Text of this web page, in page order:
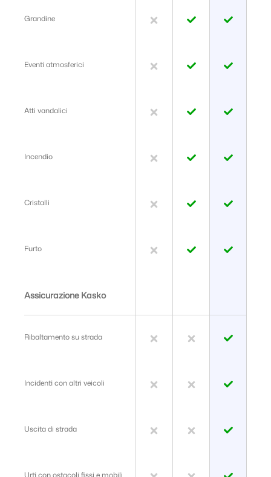
Grandine
Eventi atmosferici
Atti vandalici
Incendio
Cristalli
Furto
Assicurazione Kasko
Ribaltamento su strada
Incidenti con altri veicoli
Uscita di strada
Urti con ostacoli fissi e mobili